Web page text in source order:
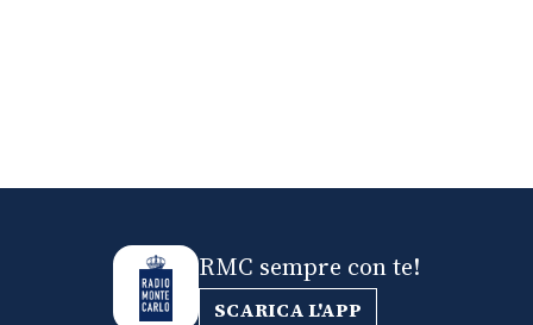
RMC sempre con te!
SCARICA L'APP